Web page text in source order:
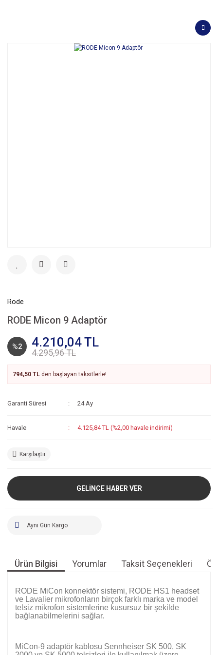
Rode
RODE Micon 9 Adaptör
%2 4.210,04 TL
4.295,96 TL
794,50 TL den başlayan taksitlerle!
Garanti Süresi 24 Ay
Havale 4.125,84 TL (%2,00 havale indirimi)
Karşılaştır
GELİNCE HABER VER
Aynı Gün Kargo
Ürün Bilgisi Yorumlar Taksit Seçenekleri
RODE MiCon konnektör sistemi, RODE HS1 headset
ve Lavalier mikrofonların birçok farklı marka ve model
telsiz mikrofon sistemlerine kusursuz bir şekilde
bağlanabilmelerini sağlar.
MiCon-9 adaptör kablosu Sennheiser SK 500, SK